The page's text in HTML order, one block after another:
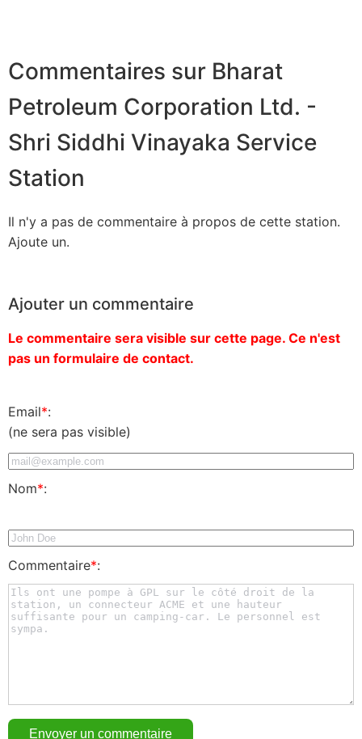
Commentaires sur Bharat
Petroleum Corporation Ltd. -
Shri Siddhi Vinayaka Service
Station
Il n'y a pas de commentaire à propos de cette station.
Ajoute un.
Ajouter un commentaire
Le commentaire sera visible sur cette page. Ce n'est
pas un formulaire de contact.
Email*:
(ne sera pas visible)
Nom*:
Commentaire*: